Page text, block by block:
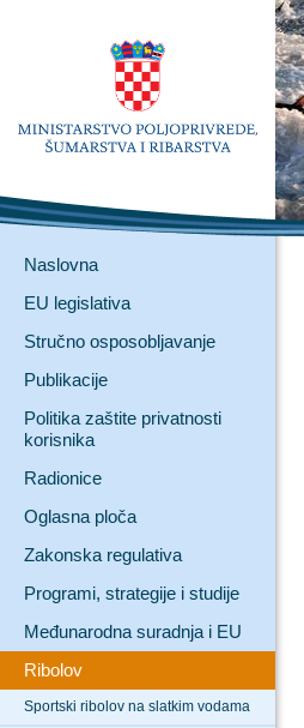
Naslovna
EU legislativa
Stručno osposobljavanje
Publikacije
Politika zaštite privatnosti
korisnika
Radionice
Oglasna ploča
Zakonska regulativa
Programi, strategije i studije
Međunarodna suradnja i EU
Ribolov
Sportski ribolov na slatkim vodama